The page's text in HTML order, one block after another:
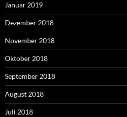
Januar 2019
Dezember 2018
November 2018
Oktober 2018
September 2018
August 2018
Juli 2018